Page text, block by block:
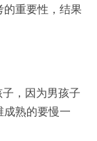
重要性，结果
，因为男孩子
熟的要慢一